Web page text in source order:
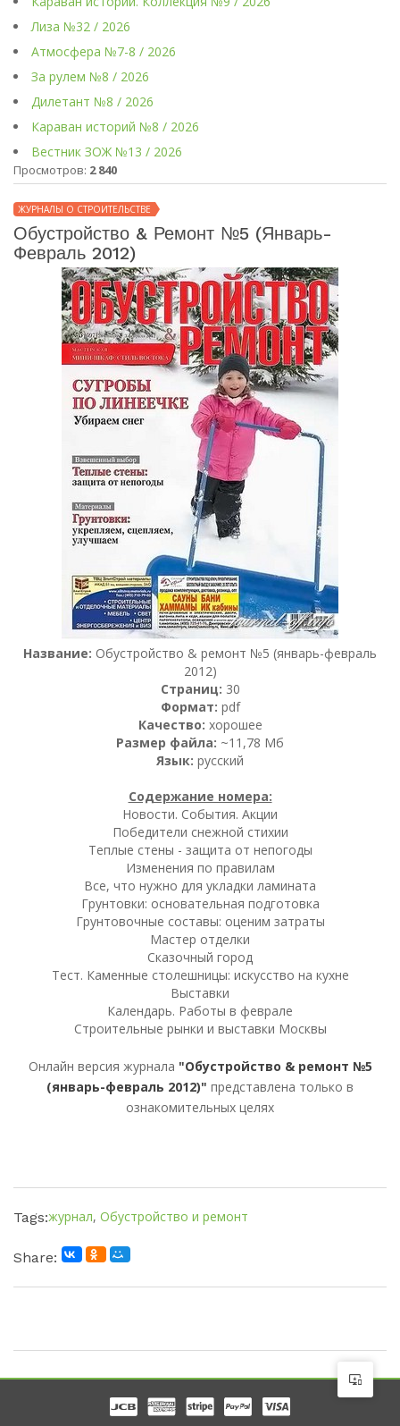
Лиза №32 / 2026
Атмосфера №7-8 / 2026
За рулем №8 / 2026
Дилетант №8 / 2026
Караван историй №8 / 2026
Вестник ЗОЖ №13 / 2026
Просмотров: 2 840
ЖУРНАЛЫ О СТРОИТЕЛЬСТВЕ
Обустройство & Ремонт №5 (январь-
Февраль 2012)
Название: Обустройство & ремонт №5 (январь-февраль
2012)
Страниц: 30
Формат: pdf
Качество: хорошее
Размер файла: ~11,78 Мб
Язык: русский
Содержание номера:
Новости. Cобытия. Акции
Победители снежной стихии
Теплые стены - защита от непогоды
Изменения по правилам
Все, что нужно для укладки ламината
Грунтовки: основательная подготовка
Грунтовочные составы: оценим затраты
Мастер отделки
Сказочный город
Тест. Каменные столешницы: искусство на кухне
Выставки
Календарь. Работы в феврале
Строительные рынки и выставки Москвы
Онлайн версия журнала "Обустройство & ремонт №5
(январь-февраль 2012)" представлена только в
ознакомительных целях
Tags:журнал, Обустройство и ремонт
Share: